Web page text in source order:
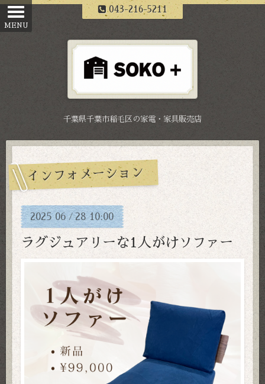
043-216-5211
千葉県千葉市稲毛区の家電・家具販売店
インフォメーション
2025 06 /28 10:00
ラグジュアリーな1人がけソファー